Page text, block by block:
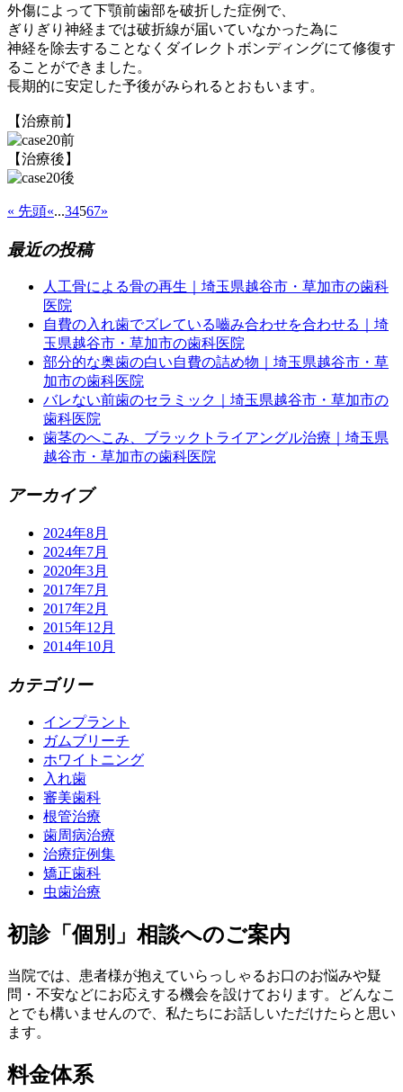
外傷によって下顎前歯部を破折した症例で、
ぎりぎり神経までは破折線が届いていなかった為に
神経を除去することなくダイレクトボンディングにて修復す
ることができました。
長期的に安定した予後がみられるとおもいます。
【治療前】
【治療後】
« 先頭«...34567»
最近の投稿
人工骨による骨の再生｜埼玉県越谷市・草加市の歯科
医院
自費の入れ歯でズレている嚙み合わせを合わせる｜埼
玉県越谷市・草加市の歯科医院
部分的な奥歯の白い自費の詰め物｜埼玉県越谷市・草
加市の歯科医院
バレない前歯のセラミック｜埼玉県越谷市・草加市の
歯科医院
歯茎のへこみ、ブラックトライアングル治療｜埼玉県
越谷市・草加市の歯科医院
アーカイブ
2024年8月
2024年7月
2020年3月
2017年7月
2017年2月
2015年12月
2014年10月
カテゴリー
インプラント
ガムブリーチ
ホワイトニング
入れ歯
審美歯科
根管治療
歯周病治療
治療症例集
矯正歯科
虫歯治療
初診「個別」相談へのご案内
当院では、患者様が抱えていらっしゃるお口のお悩みや疑
問・不安などにお応えする機会を設けております。どんなこ
とでも構いませんので、私たちにお話しいただけたらと思い
ます。
料金体系